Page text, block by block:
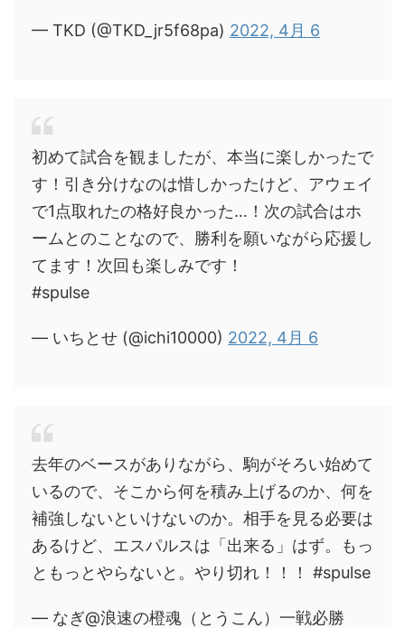
— TKD (@TKD_jr5f68pa) 2022, 4月 6
初めて試合を観ましたが、本当に楽しかったで
す！引き分けなのは惜しかったけど、アウェイ
で1点取れたの格好良かった…！次の試合はホ
ームとのことなので、勝利を願いながら応援し
てます！次回も楽しみです！
#spulse
— いちとせ (@ichi10000) 2022, 4月 6
去年のベースがありながら、駒がそろい始めて
いるので、そこから何を積み上げるのか、何を
補強しないといけないのか。相手を見る必要は
あるけど、エスパルスは「出来る」はず。もっ
ともっとやらないと。やり切れ！！！ #spulse
— なぎ@浪速の橙魂（とうこん）一戦必勝